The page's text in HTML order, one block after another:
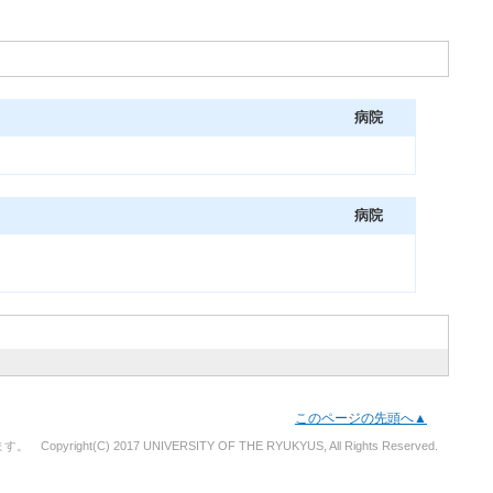
病院
病院
このページの先頭へ▲
。 Copyright(C) 2017 UNIVERSITY OF THE RYUKYUS, All Rights Reserved.